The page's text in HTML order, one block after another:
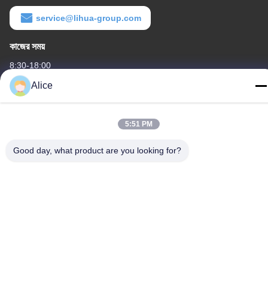
service@lihua-group.com
কাজের সময়
8:30-18:00
আমাদের ঠিকানা
৩ নং, গাওয়া ইন্ডাস্ট্রিয়াল পার্ক, বাওটাই রোড, গাওক্সিন ডেভেলপমেন্ট জোন, বাওজি সিটি,
Alice
5:51 PM
Good day, what product are you looking for?